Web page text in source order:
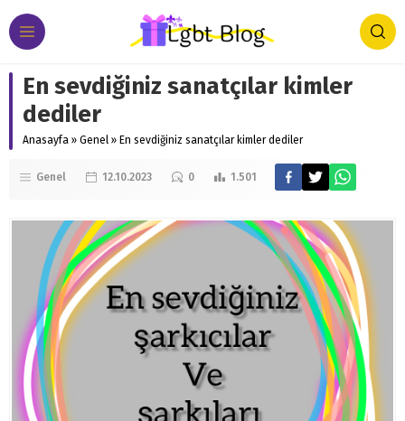
En sevdiğiniz sanatçılar kimler
dediler
Anasayfa » Genel » En sevdiğiniz sanatçılar kimler dediler
Genel 12.10.2023 0 1.501